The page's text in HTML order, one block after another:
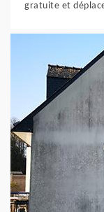
gratuite et